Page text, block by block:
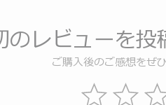
のレビューを
ご購入後のご感想をぜ